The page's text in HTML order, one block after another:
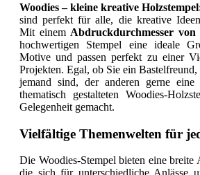
Woodies – kleine kreative
sind perfekt für alle, die kreative
Mit einem Abdruckdurchmesser von
hochwertigen Stempel eine ideale
Motive und passen perfekt zu einer
Projekten. Egal, ob Sie ein
jemand sind, der anderen gerne eine
thematisch gestalteten Woodies-
Gelegenheit gemacht.
Vielfältige Themenwelten für
Die Woodies-Stempel bieten eine breite